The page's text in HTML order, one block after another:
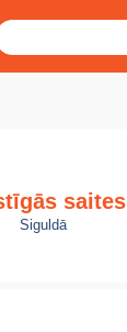
saites
Siguldā